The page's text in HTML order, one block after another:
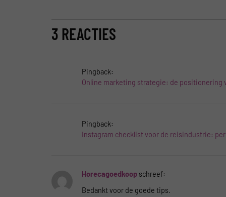
3 REACTIES
Pingback:
Online marketing strategie: de positionering
Pingback:
Instagram checklist voor de reisindustrie: per
Horecagoedkoop schreef:
Bedankt voor de goede tips.